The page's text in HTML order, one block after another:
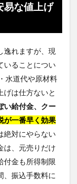
易な値上げ
逸れますが、現
いることについ
水道代や原材料
げは仕方ないと
い給付金、クー
が一番早く効果
絶対にやらない
は、元売りだけ
付金も所得制限
、振込手数料に